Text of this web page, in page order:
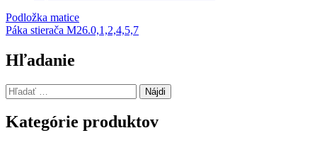
Navigácia
v
článku
Podložka matice
Páka stierača M26.0,1,2,4,5,7
Hľadanie
Hľadať:
Kategórie produktov